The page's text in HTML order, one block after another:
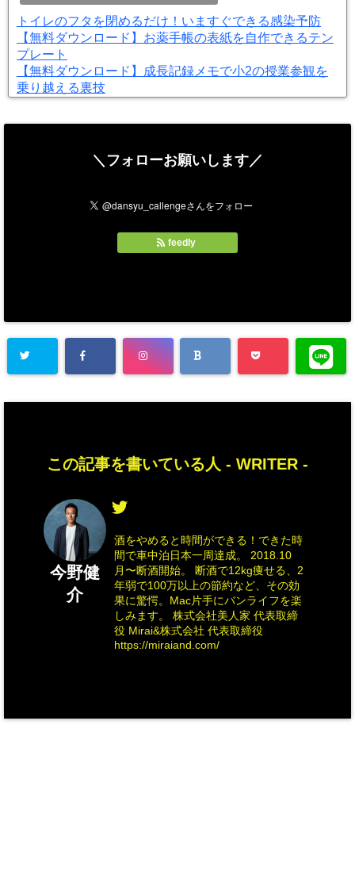
トイレのフタを閉めるだけ！いますぐできる感染予防
【無料ダウンロード】お薬手帳の表紙を自作できるテン
プレート
【無料ダウンロード】成長記録メモで小2の授業参観を
乗り越える裏技
＼フォローお願いします／
feedly
この記事を書いている人 - WRITER -
今野健
介
酒をやめると時間ができる！できた時
間で車中泊日本一周達成。 2018.10
月〜断酒開始。 断酒で12kg痩せる、2
年弱で100万以上の節約など、その効
果に驚愕。Mac片手にバンライフを楽
しみます。 株式会社美人家 代表取締
役 Mirai&株式会社 代表取締役
https://miraiand.com/